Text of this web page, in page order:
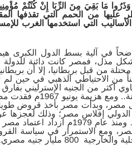
وَذَرُوا مَا بَقِيَ مِنَ الرِّبَا إِنْ كُنْتُمْ
عليها من الحمم التي تقذفها
التي استخدمها الغرب
في آلية بسط الدول الكبرى
بشكل مذل، فمصر كانت دائنة
أكثر من الجنيه الإسترليني
قبل عام 1952م مُدانة
النقد الدولي إفلاس مصر؛ وذلك
ومع الاستمرار في سياسة
مليار جنيه مصري.